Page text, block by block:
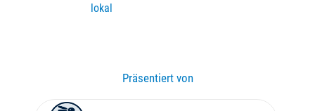
lokal
Präsentiert von